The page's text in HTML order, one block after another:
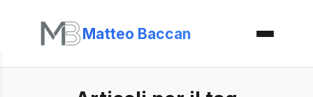
Matteo Baccan